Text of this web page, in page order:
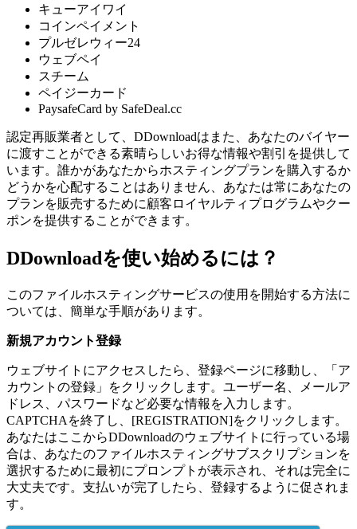
キューアイワイ
コインペイメント
プルゼレウィー24
ウェブペイ
スチーム
ペイジーカード
PaysafeCard by SafeDeal.cc
認定再販業者として、DDownloadはまた、あなたのバイヤー
に渡すことができる素晴らしいお得な情報や割引を提供して
います。誰かがあなたからホスティングプランを購入するか
どうかを心配することはありません、あなたは常にあなたの
プランを販売するために顧客ロイヤルティプログラムやクー
ポンを提供することができます。
DDownloadを使い始めるには？
このファイルホスティングサービスの使用を開始する方法に
ついては、簡単な手順があります。
新規アカウント登録
ウェブサイトにアクセスしたら、登録ページに移動し、「ア
カウントの登録」をクリックします。ユーザー名、メールア
ドレス、パスワードなど必要な情報を入力します。
CAPTCHAを終了し、[REGISTRATION]をクリックします。
あなたはここからDDownloadのウェブサイトに行っている場
合は、あなたのファイルホスティングサブスクリプションを
選択するために最初にプロンプトが表示され、それは完全に
大丈夫です。支払いが完了したら、登録するように促されま
す。